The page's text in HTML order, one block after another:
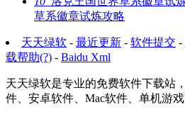
草系徽章试炼攻略
天天绿软 - 最近更新 - 软件提交 -
载帮助(?) - Baidu Xml
天天绿软是专业的免费软件下载站
件、安卓软件、Mac软件、单机游